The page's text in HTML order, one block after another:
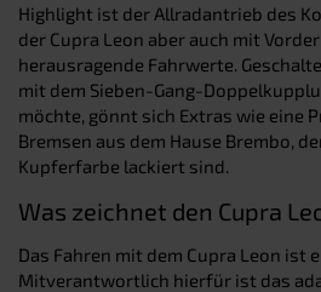
Highlight ist der Allradantrieb des
der Cupra Leon aber auch mit
herausragende Fahrwerte.
mit dem Sieben-Gang-
möchte, gönnt sich Extras wie eine
Bremsen aus dem Hause Brembo,
Kupferfarbe lackiert sind.
Was zeichnet den Cupra
Das Fahren mit dem Cupra Leon ist
Mitverantwortlich hierfür ist das